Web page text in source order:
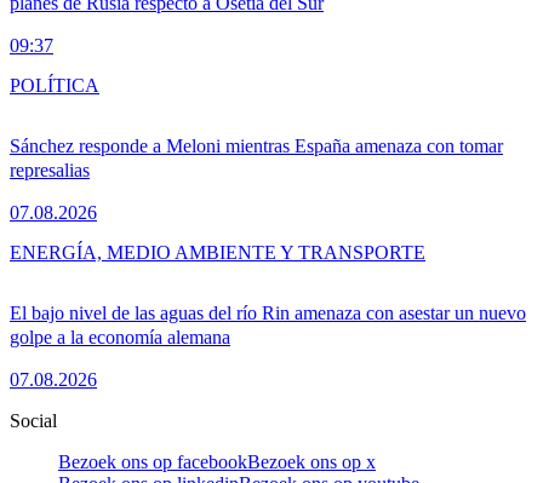
09:37
Sánchez responde a Meloni mientras España amenaza con tomar
represalias
07.08.2026
POLÍTICA
El bajo nivel de las aguas del río Rin amenaza con asestar un nuevo
golpe a la economía alemana
07.08.2026
ENERGÍA, MEDIO AMBIENTE Y TRANSPORTE
Social
Bezoek ons op facebookBezoek ons op x